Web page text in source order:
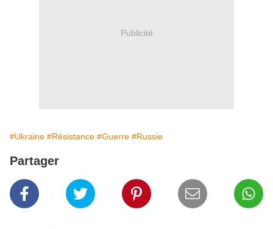
Publicité
#Ukraine #Résistance #Guerre #Russie
Partager